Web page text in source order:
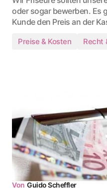
oder sogar bewerben. Es
Kunde den Preis an der
Preise & Kosten Recht
Von Guido Scheffler